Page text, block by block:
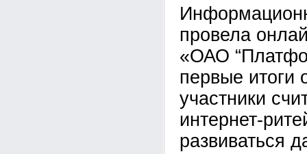
провела
«ОАО
первые итоги
участники
интернет-
развиваться